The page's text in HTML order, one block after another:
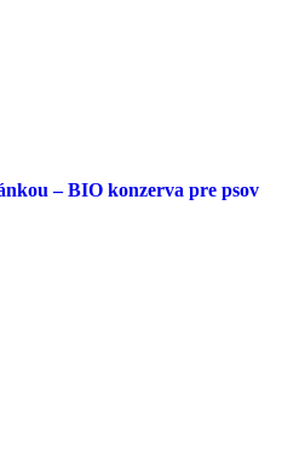
– BIO konzerva pre psov